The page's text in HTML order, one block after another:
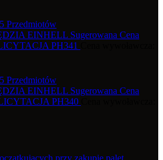
Przedmiotów
EINHELL Sugerowana Cena
PH341
Przedmiotów
EINHELL Sugerowana Cena
PH340